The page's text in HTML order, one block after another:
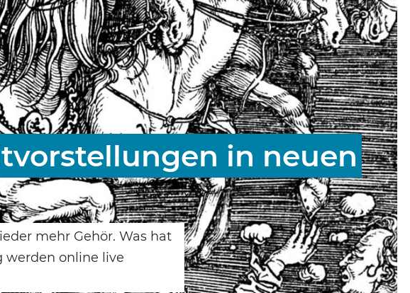
in neuen
mehr Gehör. Was hat
werden online live